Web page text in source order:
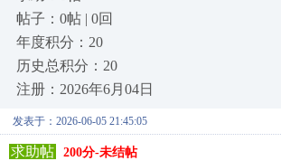
帖子：0帖 | 0回
年度积分：20
历史总积分：20
注册：2026年6月04日
发表于：2026-06-05 21:45:05
求助帖 200分-未结帖